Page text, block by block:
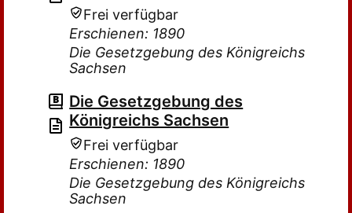
Frei verfügbar
Erschienen: 1890
Die Gesetzgebung des Königreichs
Sachsen
Die Gesetzgebung des
Königreichs Sachsen
Frei verfügbar
Erschienen: 1890
Die Gesetzgebung des Königreichs
Sachsen